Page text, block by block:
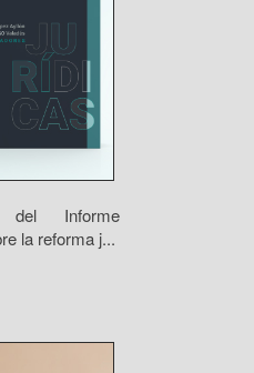
del Informe
la reforma j...